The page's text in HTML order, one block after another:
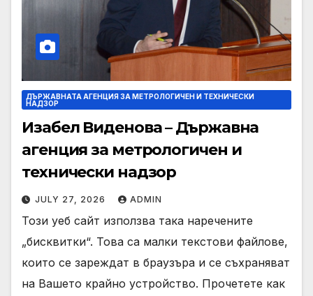
ДЪРЖАВНАТА АГЕНЦИЯ ЗА МЕТРОЛОГИЧЕН И ТЕХНИЧЕСКИ
НАДЗОР
Изабел Виденова – Държавна
агенция за метрологичен и
технически надзор
JULY 27, 2026 ADMIN
Този уеб сайт използва така наречените
„бисквитки“. Това са малки текстови файлове,
които се зареждат в браузъра и се съхраняват
на Вашето крайно устройство. Прочетете как